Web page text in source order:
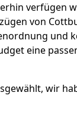
verfügen
von
und
eine
wir